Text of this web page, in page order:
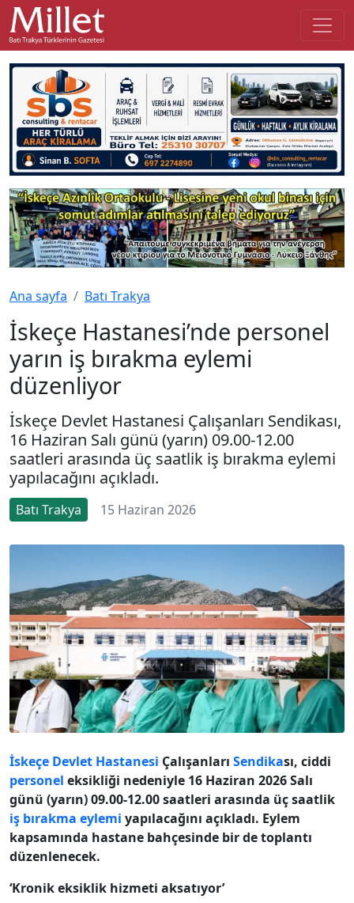
Ana sayfa Batı Trakya
İskeçe Hastanesi’nde personel
yarın iş bırakma eylemi
düzenliyor
İskeçe Devlet Hastanesi Çalışanları Sendikası,
16 Haziran Salı günü (yarın) 09.00-12.00
saatleri arasında üç saatlik iş bırakma eylemi
yapılacağını açıkladı.
Batı Trakya 15 Haziran 2026
İskeçe Devlet Hastanesi Çalışanları Sendikası, ciddi
personel eksikliği nedeniyle 16 Haziran 2026 Salı
günü (yarın) 09.00-12.00 saatleri arasında üç saatlik
iş bırakma eylemi yapılacağını açıkladı. Eylem
kapsamında hastane bahçesinde bir de toplantı
düzenlenecek.
‘Kronik eksiklik hizmeti aksatıyor’